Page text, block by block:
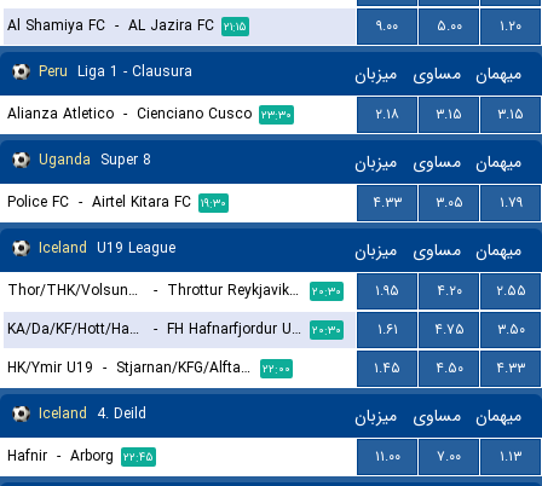
Al Shamiya FC - AL Jazira FC ۲۱:۱۵ ۹.۰۰ ۵.۰۰
۱.۲۰
Peru Liga 1 - Clausura میزبان مساوی میهمان
Alianza Atletico - Cienciano Cusco ۲۳:۳۰ ۲.۱۸ ۳.۱۵
۳.۱۵
Uganda Super 8 میزبان مساوی میهمان
Police FC - Airtel Kitara FC ۱۹:۳۰ ۴.۳۳ ۳.۰۵
۱.۷۹
Iceland U19 League میزبان مساوی میهمان
Thor/THK/Volsungur U19 - Throttur Reykjavik U19 ۲۰:۳۰ ۱.۹۵ ۴.۲۰
۲.۵۵
KA/Da/KF/Hott/Ham U19
- FH Hafnarfjordur U19 ۲۰:۳۰ ۱.۶۱ ۴.۷۵
۳.۵۰
HK/Ymir U19 - Stjarnan/KFG/Alftanes U19 ۲۲:۰۰ ۱.۴۵ ۴.۵۰
۴.۳۳
Iceland 4. Deild میزبان مساوی میهمان
Hafnir - Arborg ۲۲:۴۵ ۱۱.۰۰ ۷.۰۰
۱.۱۳